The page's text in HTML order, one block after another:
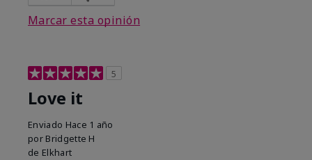
Marcar esta opinión
5
Love it
Enviado Hace 1 año
por Bridgette H
de Elkhart